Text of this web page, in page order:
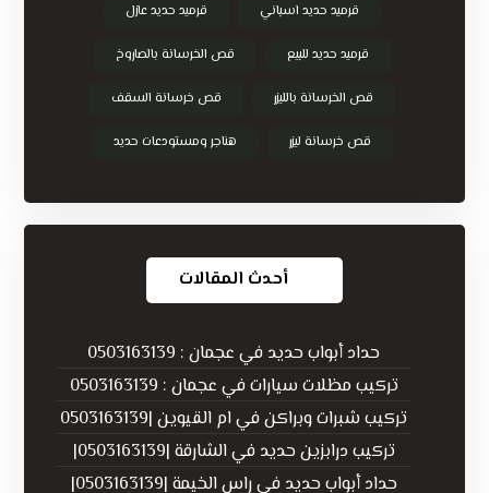
قرميد حديد اسباني قرميد حديد عازل
قرميد حديد للبيع قص الخرسانة بالصاروخ
قص الخرسانة بالليزر قص خرسانة السقف
قص خرسانة ليزر هناجر ومستودعات حديد
أحدث المقالات
حداد أبواب حديد في عجمان : 0503163139
تركيب مظلات سيارات في عجمان : 0503163139
تركيب شبرات وبراكن في ام القيوين |0503163139
تركيب درابزين حديد في الشارقة |0503163139|
حداد أبواب حديد في راس الخيمة |0503163139|